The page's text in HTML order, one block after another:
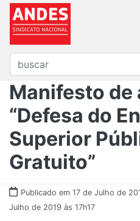
Manifesto de
“Defesa do
Superior
Gratuito”
Publicado em 17 de Julho de
Julho de 2019 às 17h17